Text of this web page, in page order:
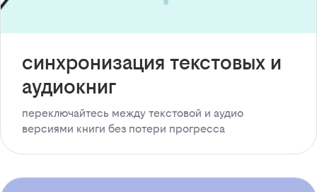
синхронизация текстовых и
аудиокниг
переключайтесь между текстовой и аудио
версиями книги без потери прогресса